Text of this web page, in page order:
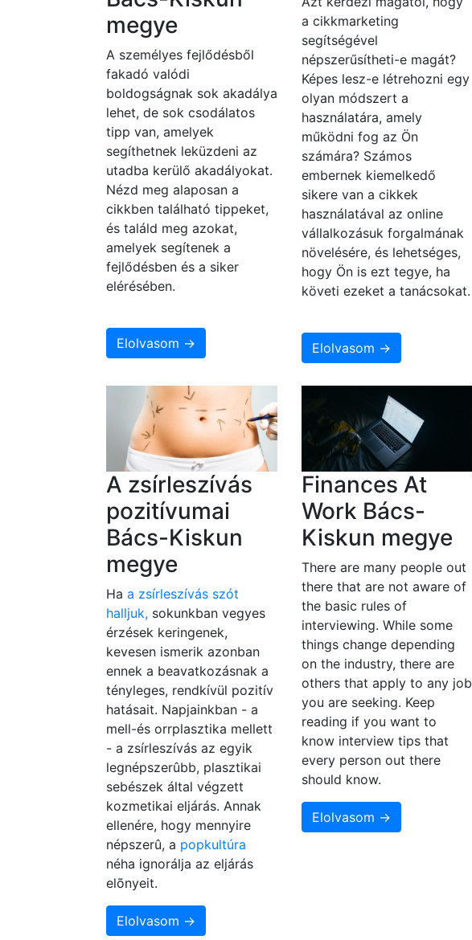
megye
A személyes fejlődésből
fakadó valódi
boldogságnak sok akadálya
lehet, de sok csodálatos
tipp van, amelyek
segíthetnek leküzdeni az
utadba kerülő akadályokat.
Nézd meg alaposan a
cikkben található tippeket,
és találd meg azokat,
amelyek segítenek a
fejlődésben és a siker
elérésében.
Elolvasom →
a cikkmarketing
segítségével
népszerűsítheti-e magát?
Képes lesz-e létrehozni egy
olyan módszert a
használatára, amely
működni fog az Ön
számára? Számos
embernek kiemelkedő
sikere van a cikkek
használatával az online
vállalkozásuk forgalmának
növelésére, és lehetséges,
hogy Ön is ezt tegye, ha
követi ezeket a tanácsokat.
Elolvasom →
A zsírleszívás
pozitívumai
Bács-Kiskun
megye
Ha a zsírleszívás szót
halljuk, sokunkban vegyes
érzések keringenek,
kevesen ismerik azonban
ennek a beavatkozásnak a
tényleges, rendkívül pozitív
hatásait. Napjainkban - a
mell-és orrplasztika mellett
- a zsírleszívás az egyik
legnépszerûbb, plasztikai
sebészek által végzett
kozmetikai eljárás. Annak
ellenére, hogy mennyire
népszerû, a popkultúra
néha ignorálja az eljárás
elõnyeit.
Elolvasom →
Finances At
Work Bács-
Kiskun megye
There are many people out
there that are not aware of
the basic rules of
interviewing. While some
things change depending
on the industry, there are
others that apply to any job
you are seeking. Keep
reading if you want to
know interview tips that
every person out there
should know.
Elolvasom →